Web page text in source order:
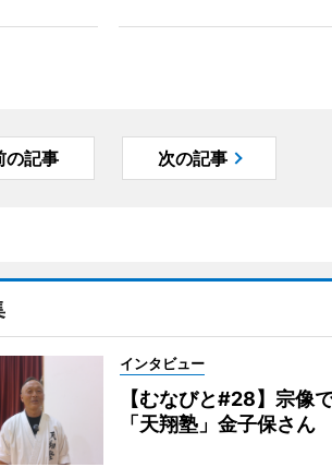
の記事 次の記事
インタビュー
【むなびと#28】宗像
「天翔塾」金子保さん